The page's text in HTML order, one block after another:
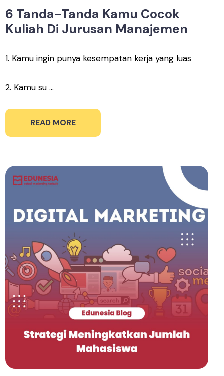
6 Tanda-Tanda Kamu Cocok
Kuliah Di Jurusan Manajemen
1. Kamu ingin punya kesempatan kerja yang luas
2. Kamu su ...
READ MORE